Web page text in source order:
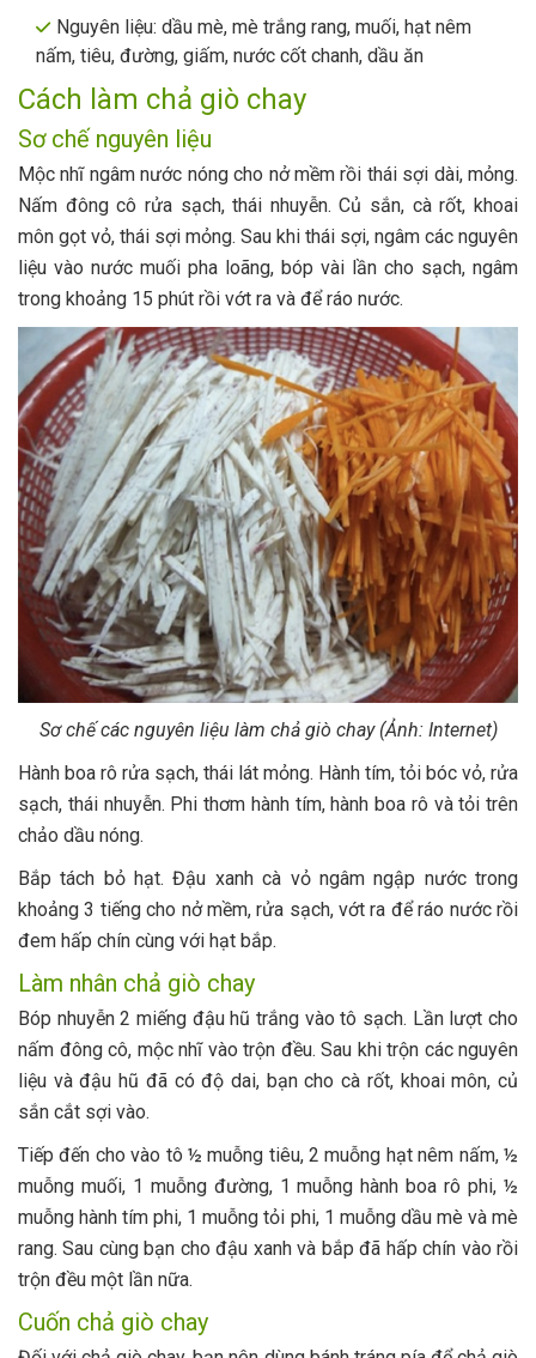
Nguyên liệu: dầu mè, mè trắng rang, muối, hạt nêm
nấm, tiêu, đường, giấm, nước cốt chanh, dầu ăn
Cách làm chả giò chay
Sơ chế nguyên liệu
Mộc nhĩ ngâm nước nóng cho nở mềm rồi thái sợi dài, mỏng.
Nấm đông cô rửa sạch, thái nhuyễn. Củ sắn, cà rốt, khoai
môn gọt vỏ, thái sợi mỏng. Sau khi thái sợi, ngâm các nguyên
liệu vào nước muối pha loãng, bóp vài lần cho sạch, ngâm
trong khoảng 15 phút rồi vớt ra và để ráo nước.
Sơ chế các nguyên liệu làm chả giò chay (Ảnh: Internet)
Hành boa rô rửa sạch, thái lát mỏng. Hành tím, tỏi bóc vỏ, rửa
sạch, thái nhuyễn. Phi thơm hành tím, hành boa rô và tỏi trên
chảo dầu nóng.
Bắp tách bỏ hạt. Đậu xanh cà vỏ ngâm ngập nước trong
khoảng 3 tiếng cho nở mềm, rửa sạch, vớt ra để ráo nước rồi
đem hấp chín cùng với hạt bắp.
Làm nhân chả giò chay
Bóp nhuyễn 2 miếng đậu hũ trắng vào tô sạch. Lần lượt cho
nấm đông cô, mộc nhĩ vào trộn đều. Sau khi trộn các nguyên
liệu và đậu hũ đã có độ dai, bạn cho cà rốt, khoai môn, củ
sắn cắt sợi vào.
Tiếp đến cho vào tô ½ muỗng tiêu, 2 muỗng hạt nêm nấm, ½
muỗng muối, 1 muỗng đường, 1 muỗng hành boa rô phi, ½
muỗng hành tím phi, 1 muỗng tỏi phi, 1 muỗng dầu mè và mè
rang. Sau cùng bạn cho đậu xanh và bắp đã hấp chín vào rồi
trộn đều một lần nữa.
Cuốn chả giò chay